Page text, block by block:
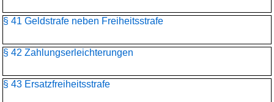
§ 41 Geldstrafe neben Freiheitsstrafe
§ 42 Zahlungserleichterungen
§ 43 Ersatzfreiheitsstrafe